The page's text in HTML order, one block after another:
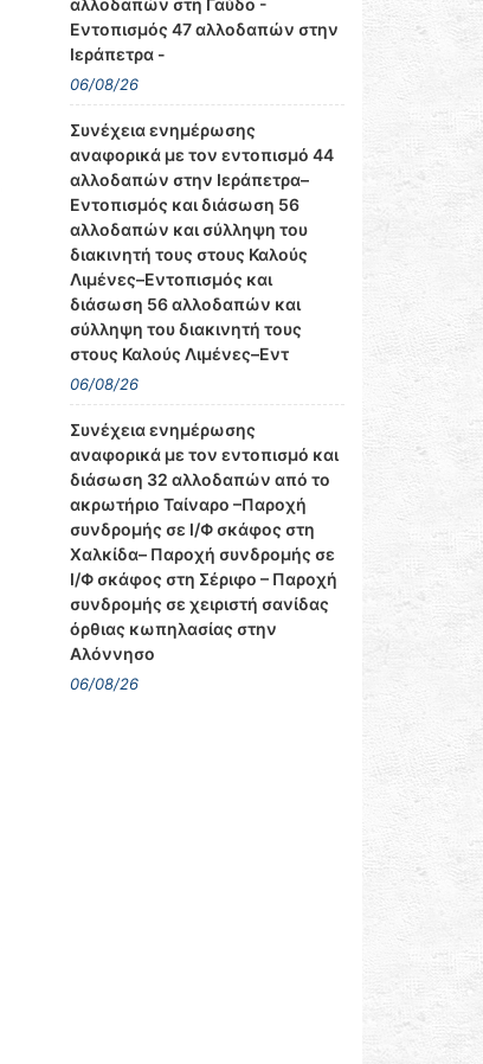
αλλοδαπών στη Γαύδο -
Εντοπισμός 47 αλλοδαπών στην
Ιεράπετρα -
06/08/26
Συνέχεια ενημέρωσης
αναφορικά με τον εντοπισμό 44
αλλοδαπών στην Ιεράπετρα–
Εντοπισμός και διάσωση 56
αλλοδαπών και σύλληψη του
διακινητή τους στους Καλούς
Λιμένες–Εντοπισμός και
διάσωση 56 αλλοδαπών και
σύλληψη του διακινητή τους
στους Καλούς Λιμένες–Εντ
06/08/26
Συνέχεια ενημέρωσης
αναφορικά με τον εντοπισμό και
διάσωση 32 αλλοδαπών από το
ακρωτήριο Ταίναρο –Παροχή
συνδρομής σε Ι/Φ σκάφος στη
Χαλκίδα– Παροχή συνδρομής σε
Ι/Φ σκάφος στη Σέριφο – Παροχή
συνδρομής σε χειριστή σανίδας
όρθιας κωπηλασίας στην
Αλόννησο
06/08/26